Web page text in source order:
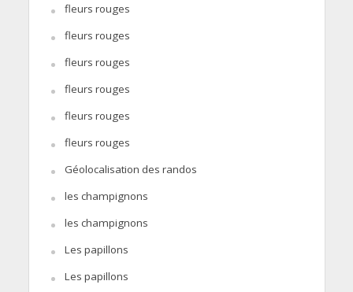
fleurs rouges
fleurs rouges
fleurs rouges
fleurs rouges
fleurs rouges
fleurs rouges
Géolocalisation des randos
les champignons
les champignons
Les papillons
Les papillons